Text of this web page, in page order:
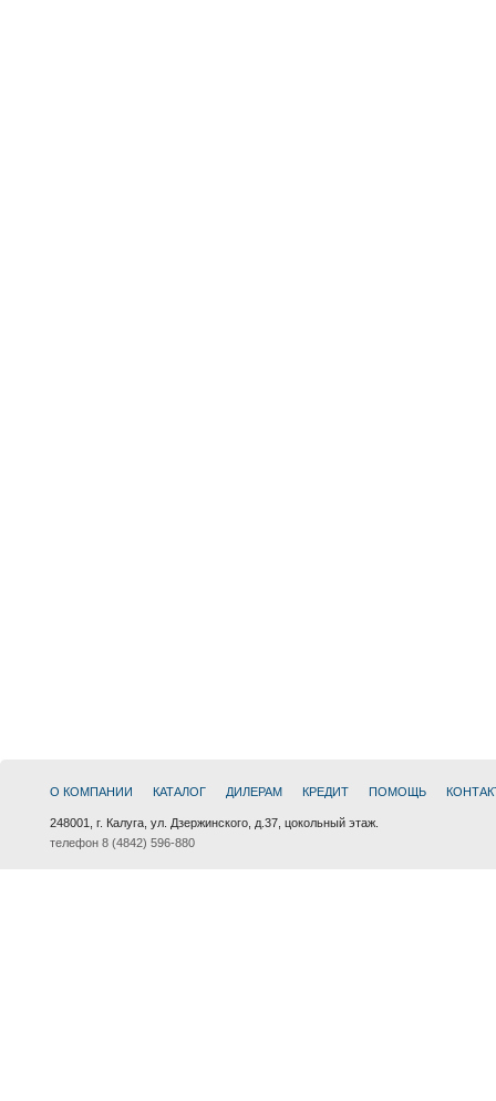
О КОМПАНИИ КАТАЛОГ ДИЛЕРАМ КРЕДИТ ПОМОЩЬ
248001, г. Калуга, ул. Дзержинского, д.37, цокольный этаж.
телефон 8 (4842) 596-880